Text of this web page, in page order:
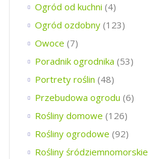
Ogród od kuchni (4)
Ogród ozdobny (123)
Owoce (7)
Poradnik ogrodnika (53)
Portrety roślin (48)
Przebudowa ogrodu (6)
Rośliny domowe (126)
Rośliny ogrodowe (92)
Rośliny śródziemnomorskie